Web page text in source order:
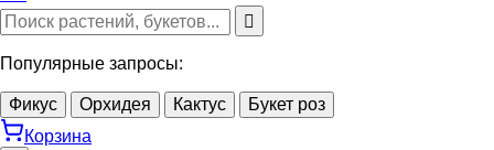
Популярные запросы:
Фикус Орхидея Кактус
Букет роз
Корзина